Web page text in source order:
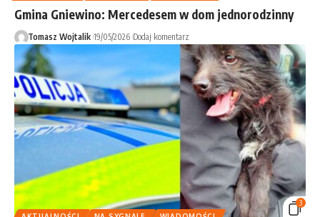
Gmina Gniewino: Mercedesem w dom jednorodzinny
Tomasz Wojtalik 19/05/2026 Dodaj komentarz
3